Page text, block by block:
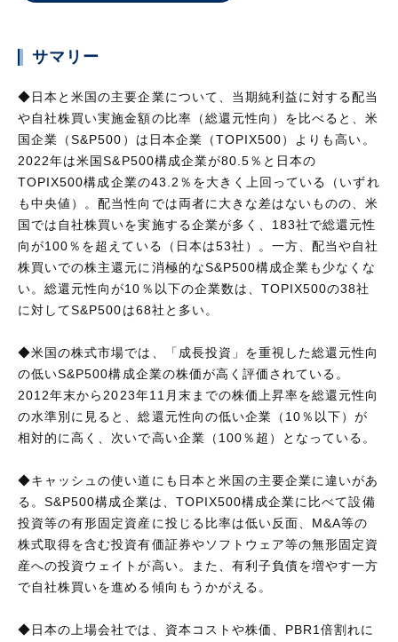
サマリー
◆日本と米国の主要企業について、当期純利益に対する配当
や自社株買い実施金額の比率（総還元性向）を比べると、米
国企業（S&P500）は日本企業（TOPIX500）よりも高い。
2022年は米国S&P500構成企業が80.5％と日本の
TOPIX500構成企業の43.2％を大きく上回っている（いずれ
も中央値）。配当性向では両者に大きな差はないものの、米
国では自社株買いを実施する企業が多く、183社で総還元性
向が100％を超えている（日本は53社）。一方、配当や自社
株買いでの株主還元に消極的なS&P500構成企業も少なくな
い。総還元性向が10％以下の企業数は、TOPIX500の38社
に対してS&P500は68社と多い。
◆米国の株式市場では、「成長投資」を重視した総還元性向
の低いS&P500構成企業の株価が高く評価されている。
2012年末から2023年11月末までの株価上昇率を総還元性向
の水準別に見ると、総還元性向の低い企業（10％以下）が
相対的に高く、次いで高い企業（100％超）となっている。
◆キャッシュの使い道にも日本と米国の主要企業に違いがあ
る。S&P500構成企業は、TOPIX500構成企業に比べて設備
投資等の有形固定資産に投じる比率は低い反面、M&A等の
株式取得を含む投資有価証券やソフトウェア等の無形固定資
産への投資ウェイトが高い。また、有利子負債を増やす一方
で自社株買いを進める傾向もうかがえる。
◆日本の上場会社では、資本コストや株価、PBR1倍割れに